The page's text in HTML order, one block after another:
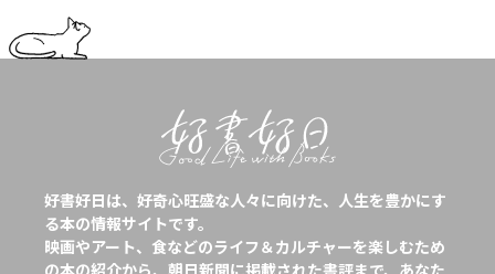
好書好日は、好奇心旺盛な人々に向けた、人生を豊かにす
る本の情報サイトです。
映画やアート、食などのライフ＆カルチャーを楽しむため